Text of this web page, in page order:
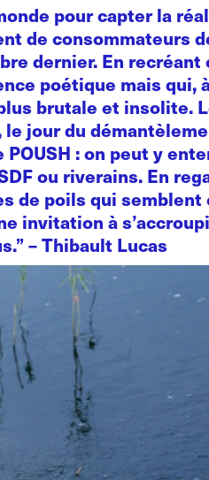
pour capter la
de consommateurs
dernier. En recréant
poétique mais qui,
brutale et insolite.
jour du
: on peut y
ou riverains. En
de poils qui semblent
invitation à
– Thibault Lucas